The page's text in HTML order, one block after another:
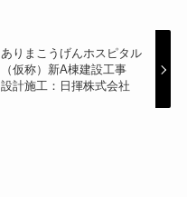
ありまこうげんホスピタル
（仮称）新A棟建設工事
設計施工：日揮株式会社